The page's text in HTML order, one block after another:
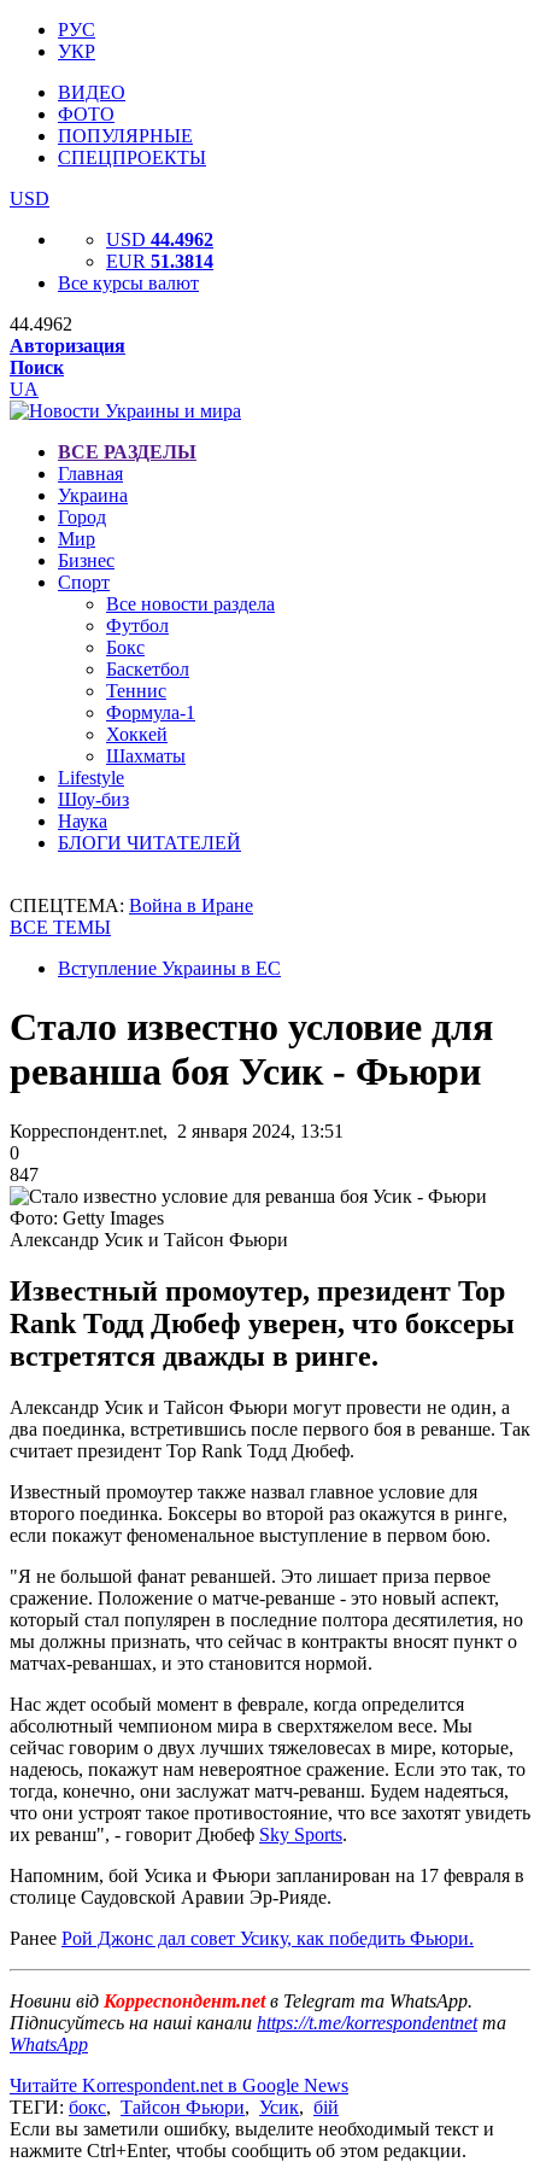
РУС
УКР
ВИДЕО
ФОТО
ПОПУЛЯРНЫЕ
СПЕЦПРОЕКТЫ
USD
USD 44.4962
EUR 51.3814
Все курсы валют
44.4962
Авторизация
Поиск
UA
ВСЕ РАЗДЕЛЫ
Главная
Украина
Город
Мир
Бизнес
Спорт
Все новости раздела
Футбол
Бокс
Баскетбол
Теннис
Формула-1
Хоккей
Шахматы
Lifestyle
Шоу-биз
Наука
БЛОГИ ЧИТАТЕЛЕЙ
СПЕЦТЕМА: Война в Иране
ВСЕ ТЕМЫ
Вступление Украины в ЕС
Стало известно условие для
реванша боя Усик - Фьюри
Корреспондент.net, 2 января 2024, 13:51
0
847
Фото: Getty Images
Александр Усик и Тайсон Фьюри
Известный промоутер, президент Top
Rank Тодд Дюбеф уверен, что боксеры
встретятся дважды в ринге.
Александр Усик и Тайсон Фьюри могут провести не один, а
два поединка, встретившись после первого боя в реванше. Так
считает президент Top Rank Тодд Дюбеф.
Известный промоутер также назвал главное условие для
второго поединка. Боксеры во второй раз окажутся в ринге,
если покажут феноменальное выступление в первом бою.
"Я не большой фанат реваншей. Это лишает приза первое
сражение. Положение о матче-реванше - это новый аспект,
который стал популярен в последние полтора десятилетия, но
мы должны признать, что сейчас в контракты вносят пункт о
матчах-реваншах, и это становится нормой.
Нас ждет особый момент в феврале, когда определится
абсолютный чемпионом мира в сверхтяжелом весе. Мы
сейчас говорим о двух лучших тяжеловесах в мире, которые,
надеюсь, покажут нам невероятное сражение. Если это так, то
тогда, конечно, они заслужат матч-реванш. Будем надеяться,
что они устроят такое противостояние, что все захотят увидеть
их реванш", - говорит Дюбеф Sky Sports.
Напомним, бой Усика и Фьюри запланирован на 17 февраля в
столице Саудовской Аравии Эр-Рияде.
Ранее Рой Джонс дал совет Усику, как победить Фьюри.
Новини від Корреспондент.netв Telegram та WhatsApp.
Підписуйтесь на наші канали https://t.me/korrespondentnetта
WhatsApp
Читайте Korrespondent.net в Google News
ТЕГИ: бокс, Тайсон Фьюри, Усик, бій
Если вы заметили ошибку, выделите необходимый текст и
нажмите Ctrl+Enter, чтобы сообщить об этом редакции.